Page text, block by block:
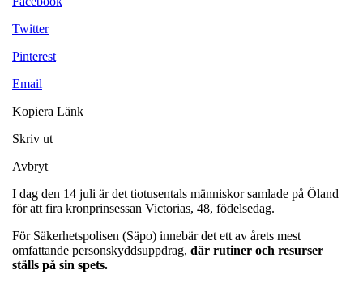
Twitter
Pinterest
Email
Kopiera Länk
Skriv ut
Avbryt
I dag den 14 juli är det tiotusentals människor samlade på Öland
för att fira kronprinsessan Victorias, 48, födelsedag.
För Säkerhetspolisen (Säpo) innebär det ett av årets mest
omfattande personskyddsuppdrag, där rutiner och resurser
ställs på sin spets.